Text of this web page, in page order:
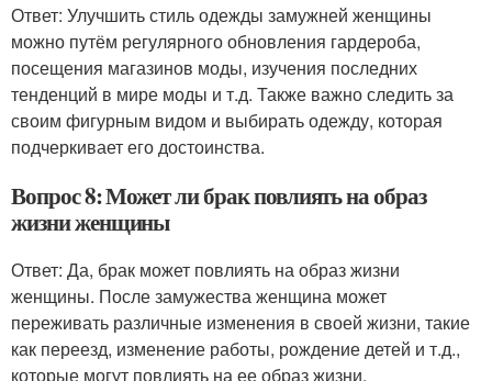
Ответ: Улучшить стиль одежды замужней женщины
можно путём регулярного обновления гардероба,
посещения магазинов моды, изучения последних
тенденций в мире моды и т.д. Также важно следить за
своим фигурным видом и выбирать одежду, которая
подчеркивает его достоинства.
Вопрос 8: Может ли брак повлиять на образ
жизни женщины
Ответ: Да, брак может повлиять на образ жизни
женщины. После замужества женщина может
переживать различные изменения в своей жизни, такие
как переезд, изменение работы, рождение детей и т.д.,
которые могут повлиять на ее образ жизни.